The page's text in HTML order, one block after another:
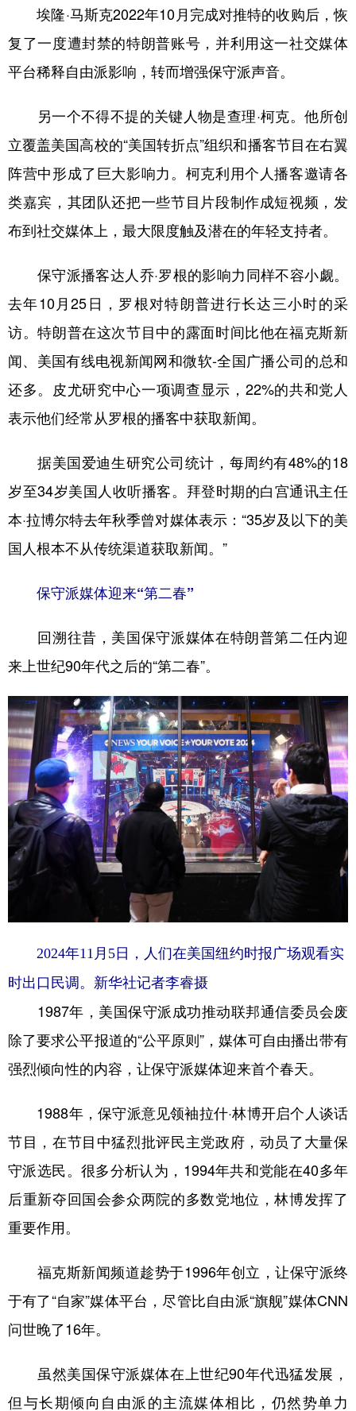
埃隆·马斯克2022年10月完成对推特的收购后，恢
复了一度遭封禁的特朗普账号，并利用这一社交媒体
平台稀释自由派影响，转而增强保守派声音。
另一个不得不提的关键人物是查理·柯克。他所创
立覆盖美国高校的“美国转折点”组织和播客节目在右翼
阵营中形成了巨大影响力。柯克利用个人播客邀请各
类嘉宾，其团队还把一些节目片段制作成短视频，发
布到社交媒体上，最大限度触及潜在的年轻支持者。
保守派播客达人乔·罗根的影响力同样不容小觑。
去年10月25日，罗根对特朗普进行长达三小时的采
访。特朗普在这次节目中的露面时间比他在福克斯新
闻、美国有线电视新闻网和微软-全国广播公司的总和
还多。皮尤研究中心一项调查显示，22%的共和党人
表示他们经常从罗根的播客中获取新闻。
据美国爱迪生研究公司统计，每周约有48%的18
岁至34岁美国人收听播客。拜登时期的白宫通讯主任
本·拉博尔特去年秋季曾对媒体表示：“35岁及以下的美
国人根本不从传统渠道获取新闻。”
保守派媒体迎来“第二春”
回溯往昔，美国保守派媒体在特朗普第二任内迎
来上世纪90年代之后的“第二春”。
2024年11月5日，人们在美国纽约时报广场观看实
时出口民调。新华社记者李睿摄
1987年，美国保守派成功推动联邦通信委员会废
除了要求公平报道的“公平原则”，媒体可自由播出带有
强烈倾向性的内容，让保守派媒体迎来首个春天。
1988年，保守派意见领袖拉什·林博开启个人谈话
节目，在节目中猛烈批评民主党政府，动员了大量保
守派选民。很多分析认为，1994年共和党能在40多年
后重新夺回国会参众两院的多数党地位，林博发挥了
重要作用。
福克斯新闻频道趁势于1996年创立，让保守派终
于有了“自家”媒体平台，尽管比自由派“旗舰”媒体CNN
问世晚了16年。
虽然美国保守派媒体在上世纪90年代迅猛发展，
但与长期倾向自由派的主流媒体相比，仍然势单力